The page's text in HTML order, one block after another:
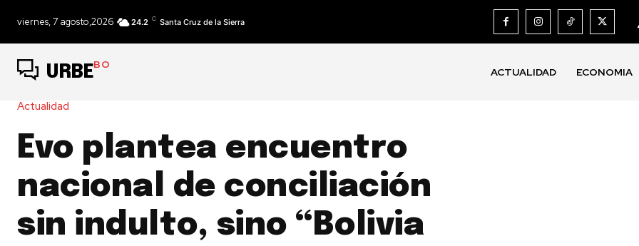
viernes, 7 agosto,2026 24.2 C Santa Cruz de la Sierra
URBEBO
ACTUALIDAD ECONOMIA
Actualidad
Evo plantea encuentro
nacional de conciliación
sin indulto, sino “Bolivia